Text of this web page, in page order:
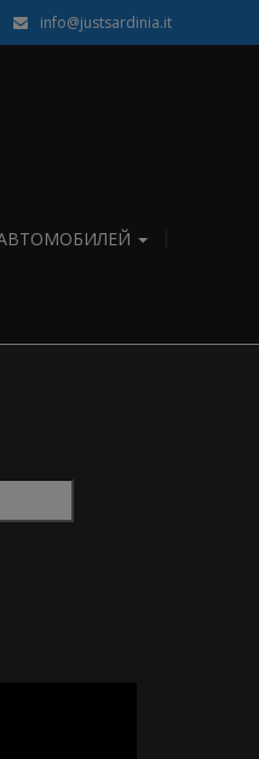
info@justsardinia.it